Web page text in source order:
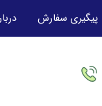
پیگیری سفارش